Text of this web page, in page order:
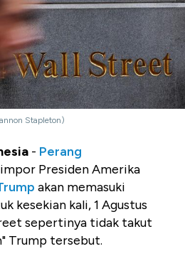
Stapleton)
- Perang
Presiden Amerika
akan memasuki
kesekian kali, 1 Agustus
sepertinya tidak takut
Trump tersebut.